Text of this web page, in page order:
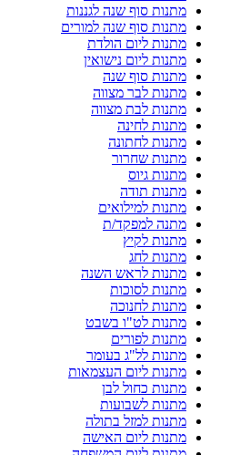
מתנות סוף שנה לגננות
מתנות סוף שנה למורים
מתנות ליום הולדת
מתנות ליום נישואין
מתנות סוף שנה
מתנות לבר מצווה
מתנות לבת מצווה
מתנות לחינה
מתנות לחתונה
מתנות שחרור
מתנות גיוס
מתנות תודה
מתנות למילואים
מתנה למפקד/ת
מתנות לקיץ
מתנות לחג
מתנות לראש השנה
מתנות לסוכות
מתנות לחנוכה
מתנות לט"ו בשבט
מתנות לפורים
מתנות לל"ג בעומר
מתנות ליום העצמאות
מתנות כחול לבן
מתנות לשבועות
מתנות למזל בתולה
מתנות ליום האישה